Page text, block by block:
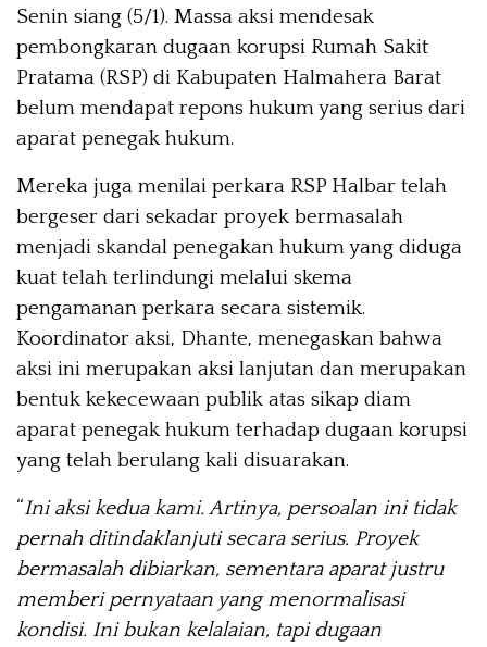
Senin siang (5/1). Massa aksi mendesak
pembongkaran dugaan korupsi Rumah Sakit
Pratama (RSP) di Kabupaten Halmahera Barat
belum mendapat repons hukum yang serius dari
aparat penegak hukum.
Mereka juga menilai perkara RSP Halbar telah
bergeser dari sekadar proyek bermasalah
menjadi skandal penegakan hukum yang diduga
kuat telah terlindungi melalui skema
pengamanan perkara secara sistemik.
Koordinator aksi, Dhante, menegaskan bahwa
aksi ini merupakan aksi lanjutan dan merupakan
bentuk kekecewaan publik atas sikap diam
aparat penegak hukum terhadap dugaan korupsi
yang telah berulang kali disuarakan.
“Ini aksi kedua kami. Artinya, persoalan ini tidak
pernah ditindaklanjuti secara serius. Proyek
bermasalah dibiarkan, sementara aparat justru
memberi pernyataan yang menormalisasi
kondisi. Ini bukan kelalaian, tapi dugaan